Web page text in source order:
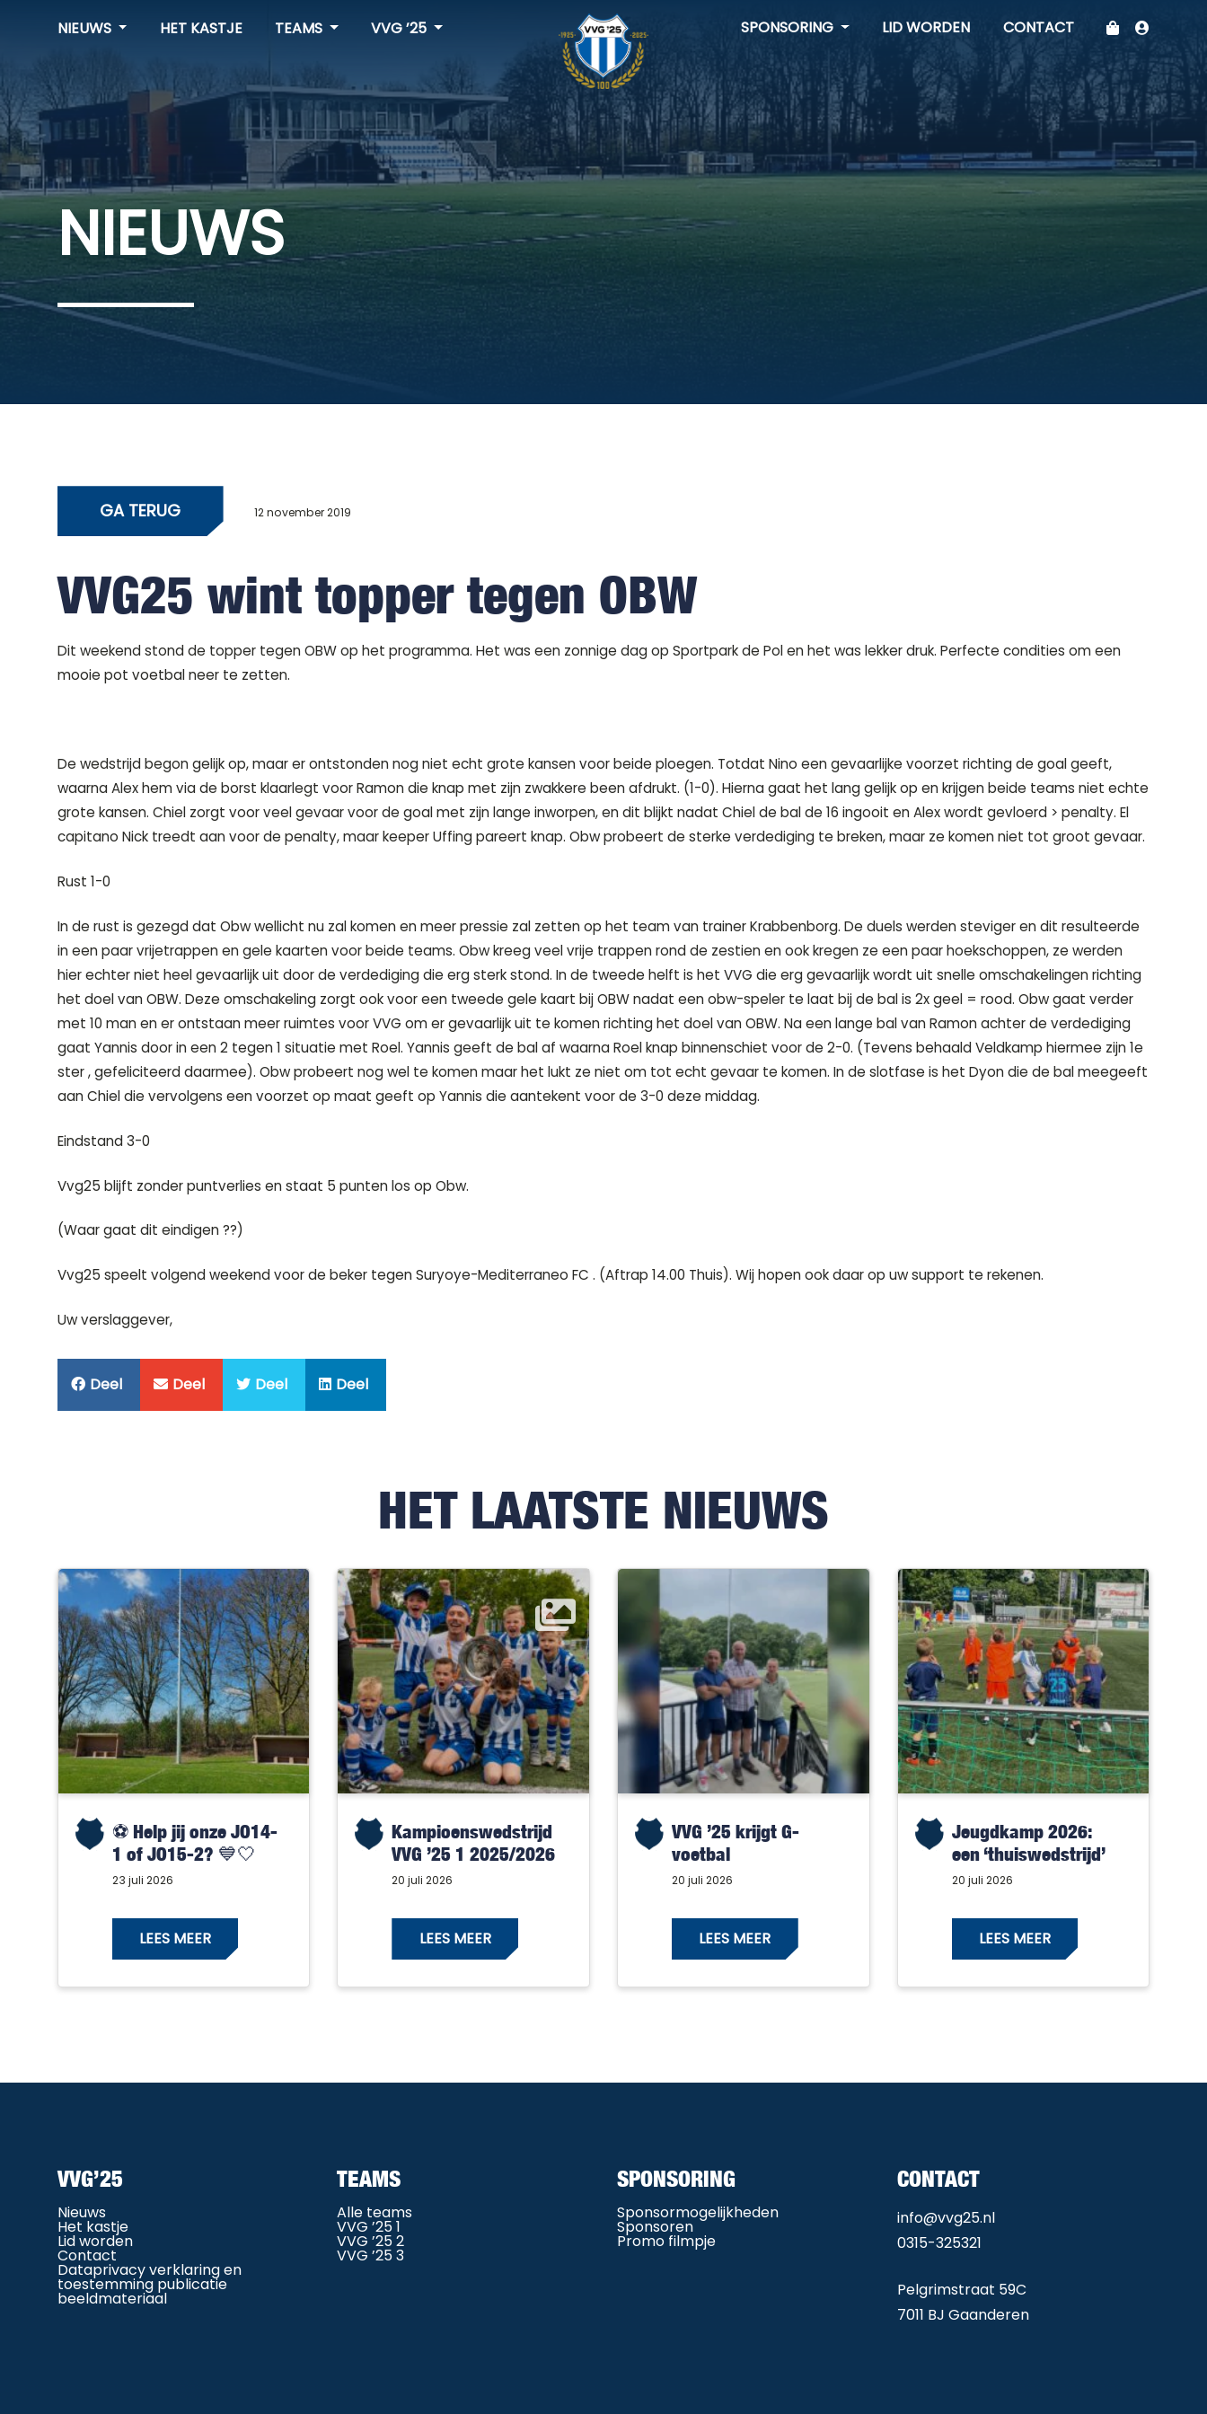
NIEUWS HET KASTJE TEAMS VVG ’25 SPONSORING LID WORDEN CONTACT
NIEUWS
GA TERUG 12 november 2019
VVG25 wint topper tegen OBW
Dit weekend stond de topper tegen OBW op het programma. Het was een zonnige dag op Sportpark de Pol en het was lekker druk. Perfecte condities om een
mooie pot voetbal neer te zetten.
De wedstrijd begon gelijk op, maar er ontstonden nog niet echt grote kansen voor beide ploegen. Totdat Nino een gevaarlijke voorzet richting de goal geeft,
waarna Alex hem via de borst klaarlegt voor Ramon die knap met zijn zwakkere been afdrukt. (1-0). Hierna gaat het lang gelijk op en krijgen beide teams niet echte
grote kansen. Chiel zorgt voor veel gevaar voor de goal met zijn lange inworpen, en dit blijkt nadat Chiel de bal de 16 ingooit en Alex wordt gevloerd > penalty. El
capitano Nick treedt aan voor de penalty, maar keeper Uffing pareert knap. Obw probeert de sterke verdediging te breken, maar ze komen niet tot groot gevaar.
Rust 1-0
In de rust is gezegd dat Obw wellicht nu zal komen en meer pressie zal zetten op het team van trainer Krabbenborg. De duels werden steviger en dit resulteerde
in een paar vrijetrappen en gele kaarten voor beide teams. Obw kreeg veel vrije trappen rond de zestien en ook kregen ze een paar hoekschoppen, ze werden
hier echter niet heel gevaarlijk uit door de verdediging die erg sterk stond. In de tweede helft is het VVG die erg gevaarlijk wordt uit snelle omschakelingen richting
het doel van OBW. Deze omschakeling zorgt ook voor een tweede gele kaart bij OBW nadat een obw-speler te laat bij de bal is 2x geel = rood. Obw gaat verder
met 10 man en er ontstaan meer ruimtes voor VVG om er gevaarlijk uit te komen richting het doel van OBW. Na een lange bal van Ramon achter de verdediging
gaat Yannis door in een 2 tegen 1 situatie met Roel. Yannis geeft de bal af waarna Roel knap binnenschiet voor de 2-0. (Tevens behaald Veldkamp hiermee zijn 1e
ster , gefeliciteerd daarmee). Obw probeert nog wel te komen maar het lukt ze niet om tot echt gevaar te komen. In de slotfase is het Dyon die de bal meegeeft
aan Chiel die vervolgens een voorzet op maat geeft op Yannis die aantekent voor de 3-0 deze middag.
Eindstand 3-0
Vvg25 blijft zonder puntverlies en staat 5 punten los op Obw.
(Waar gaat dit eindigen ??)
Vvg25 speelt volgend weekend voor de beker tegen Suryoye-Mediterraneo FC . (Aftrap 14.00 Thuis). Wij hopen ook daar op uw support te rekenen.
Uw verslaggever,
Deel Deel Deel Deel
HET LAATSTE NIEUWS
⚽️ Help jij onze JO14-
1 of JO15-2? 💙🤍
23 juli 2026
LEES MEER
Kampioenswedstrijd
VVG ’25 1 2025/2026
20 juli 2026
LEES MEER
VVG ’25 krijgt G-
voetbal
20 juli 2026
LEES MEER
Jeugdkamp 2026:
een ‘thuiswedstrijd’
met alleen maar
20 juli 2026
LEES MEER
VVG’25
Nieuws
Het kastje
Lid worden
Contact
Dataprivacy verklaring en
toestemming publicatie
beeldmateriaal
TEAMS
Alle teams
VVG ’25 1
VVG ’25 2
VVG ’25 3
SPONSORING
Sponsormogelijkheden
Sponsoren
Promo filmpje
CONTACT
info@vvg25.nl
0315-325321
Pelgrimstraat 59C
7011 BJ Gaanderen